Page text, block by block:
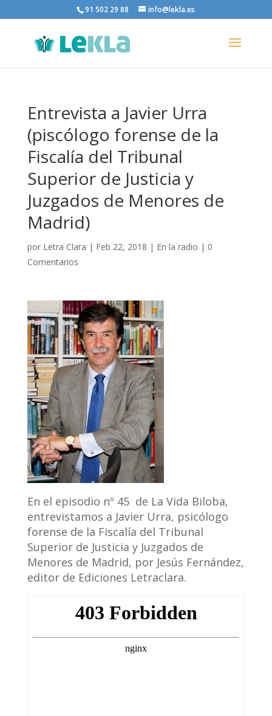
91 502 29 88 info@lekla.es
Entrevista a Javier Urra
(piscólogo forense de la
Fiscalía del Tribunal
Superior de Justicia y
Juzgados de Menores de
Madrid)
por Letra Clara | Feb 22, 2018 | En la radio | 0
Comentarios
En el episodio nº 45 de La Vida Biloba,
entrevistamos a Javier Urra, psicólogo
forense de la Fiscalía del Tribunal
Superior de Justicia y Juzgados de
Menores de Madrid, por Jesús Fernández,
editor de Ediciones Letraclara.